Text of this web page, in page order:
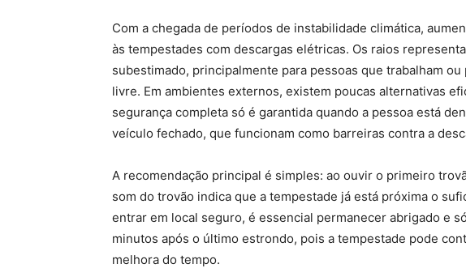
Com a chegada de períodos de instabilidade climática,
às tempestades com descargas elétricas. Os raios
subestimado, principalmente para pessoas que trabalham
livre. Em ambientes externos, existem poucas alternativas
segurança completa só é garantida quando a pessoa está
veículo fechado, que funcionam como barreiras contra a
A recomendação principal é simples: ao ouvir o primeiro
som do trovão indica que a tempestade já está próxima o
entrar em local seguro, é essencial permanecer abrigado e
minutos após o último estrondo, pois a tempestade pode
melhora do tempo.